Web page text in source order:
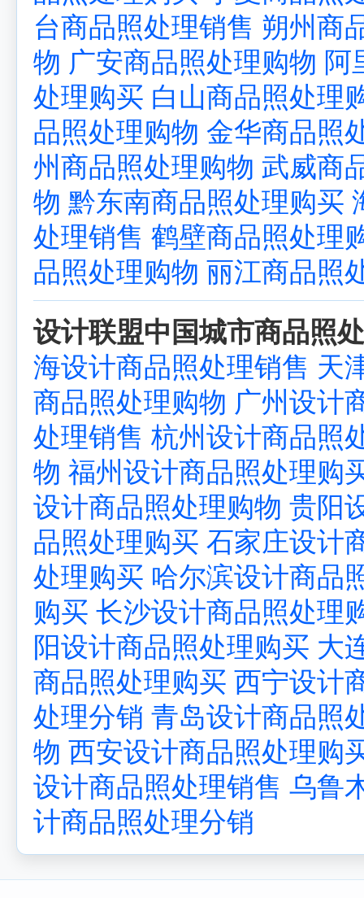
台商品照处理销售 朔州商
物 广安商品照处理购物 阿
处理购买 白山商品照处理
品照处理购物 金华商品照
州商品照处理购物 武威商
物 黔东南商品照处理购买
处理销售 鹤壁商品照处理
品照处理购物 丽江商品照
设计联盟中国城市商品照
海设计商品照处理销售 天
商品照处理购物 广州设计
处理销售 杭州设计商品照
物 福州设计商品照处理购
设计商品照处理购物 贵阳
品照处理购买 石家庄设计
处理购买 哈尔滨设计商品
购买 长沙设计商品照处理
阳设计商品照处理购买 大
商品照处理购买 西宁设计
处理分销 青岛设计商品照
物 西安设计商品照处理购
设计商品照处理销售 乌鲁
计商品照处理分销